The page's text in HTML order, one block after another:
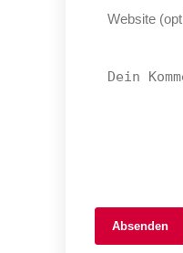
Absenden
Sichere